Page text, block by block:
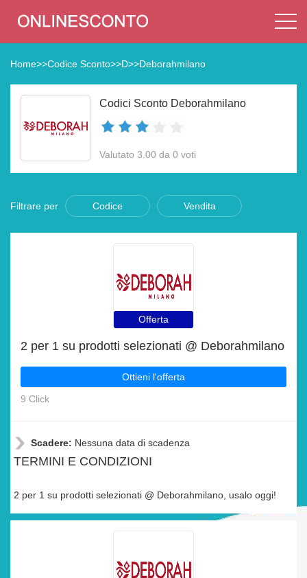
Home>>Codice Sconto>>D>>Deborahmilano
Codici Sconto Deborahmilano
Valutato 3.00 da 0 voti
Filtrare per Codice Vendita
Offerta
2 per 1 su prodotti selezionati @ Deborahmilano
Ottieni l'offerta
9 Click
Scadere: Nessuna data di scadenza
TERMINI E CONDIZIONI
2 per 1 su prodotti selezionati @ Deborahmilano, usalo oggi!